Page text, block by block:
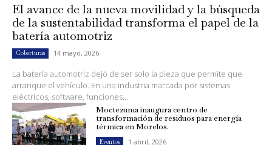
El avance de la nueva movilidad y la búsqueda
de la sustentabilidad transforma el papel de la
batería automotriz
Coberturas 14 mayo, 2026
La batería automotriz dejó de ser solo la pieza que permite que
arranque el vehículo. En una industria marcada por sistemas
eléctricos, software, funciones...
Moctezuma inaugura centro de
transformación de residuos para energía
térmica en Morelos.
Eventos 1 abril, 2026